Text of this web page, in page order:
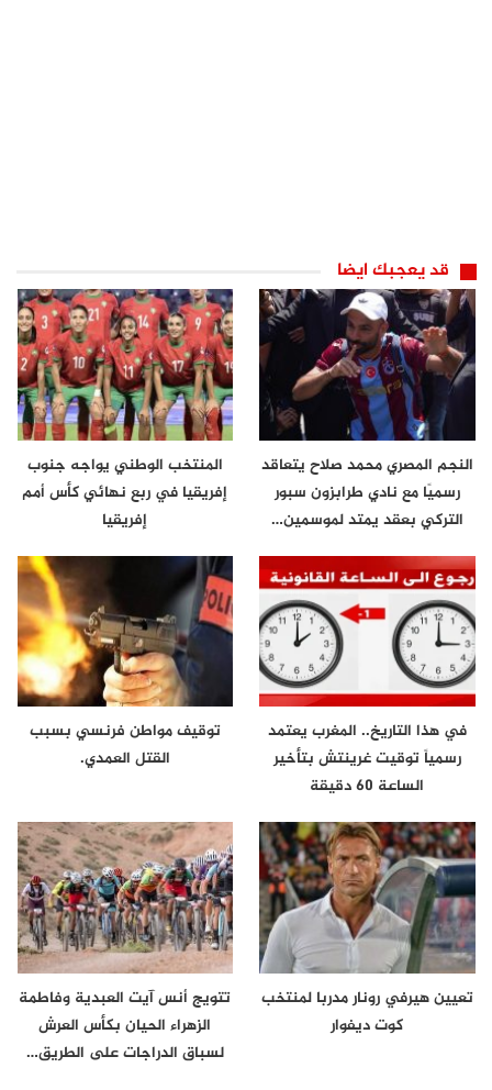
قد يعجبك ايضا
النجم المصري محمد صلاح يتعاقد
رسميًا مع نادي طرابزون سبور
التركي بعقد يمتد لموسمين…
المنتخب الوطني يواجه جنوب
إفريقيا في ربع نهائي كأس أمم
إفريقيا
في هذا التاريخ.. المغرب يعتمد
رسمياً توقيت غرينتش بتأخير
الساعة 60 دقيقة
توقيف مواطن فرنسي بسبب
القتل العمدي.
تعيين هيرفي رونار مدربا لمنتخب
كوت ديفوار
تتويج أنس آيت العبدية وفاطمة
الزهراء الحيان بكأس العرش
لسباق الدراجات على الطريق…